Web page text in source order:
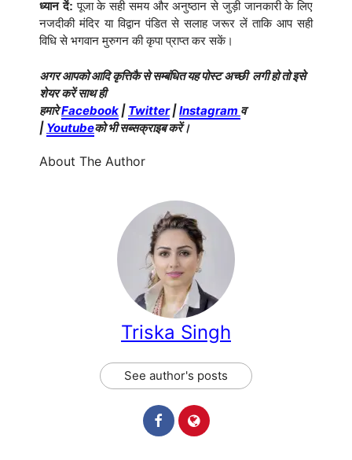
ध्यान दें: पूजा के सही समय और अनुष्ठान से जुड़ी जानकारी के लिए
नजदीकी मंदिर या विद्वान पंडित से सलाह जरूर लें ताकि आप सही
विधि से भगवान मुरुगन की कृपा प्राप्त कर सकें।
अगर आपको आदि कृत्तिकै से सम्बंधित यह पोस्ट अच्छी लगी हो तो इसे
शेयर करें साथ ही
हमारेFacebook | Twitter|Instagram व
| Youtubeको भी सब्सक्राइब करें।
About The Author
Triska Singh
See author's posts